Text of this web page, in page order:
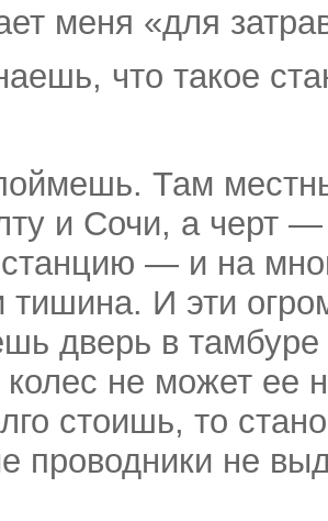
меня «для
что такое
Там
и Сочи, а черт
— и на
тишина. И эти
дверь в
не может ее
стоишь, то
проводники не